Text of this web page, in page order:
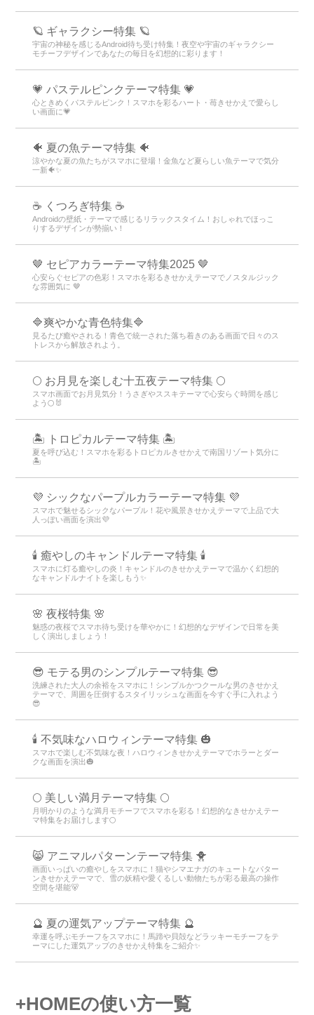
🪐 ギャラクシー特集 🪐
宇宙の神秘を感じるAndroid待ち受け特集！夜空や宇宙のギャラクシー
モチーフデザインであなたの毎日を幻想的に彩ります！
💗 パステルピンクテーマ特集 💗
心ときめくパステルピンク！スマホを彩るハート・苺きせかえで愛らし
い画面に💗
🐠 夏の魚テーマ特集 🐠
涼やかな夏の魚たちがスマホに登場！金魚など夏らしい魚テーマで気分
一新🐠✨
☕ くつろぎ特集 ☕
Androidの壁紙・テーマで感じるリラックスタイム！おしゃれでほっこ
りするデザインが勢揃い！
🤎 セピアカラーテーマ特集2025 🤎
心安らぐセピアの色彩！スマホを彩るきせかえテーマでノスタルジック
な雰囲気に 🤎
🔷爽やかな青色特集🔷
見るたび癒やされる！青色で統一された落ち着きのある画面で日々のス
トレスから解放されよう。
🌕 お月見を楽しむ十五夜テーマ特集 🌕
スマホ画面でお月見気分！うさぎやススキテーマで心安らぐ時間を感じ
よう🌕🐰
🏝️ トロピカルテーマ特集 🏝️
夏を呼び込む！スマホを彩るトロピカルきせかえで南国リゾート気分に
🏝️
💜 シックなパープルカラーテーマ特集 💜
スマホで魅せるシックなパープル！花や風景きせかえテーマで上品で大
人っぽい画面を演出💜
🕯️ 癒やしのキャンドルテーマ特集 🕯️
スマホに灯る癒やしの炎！キャンドルのきせかえテーマで温かく幻想的
なキャンドルナイトを楽しもう️✨️
🌸 夜桜特集 🌸
魅惑の夜桜でスマホ待ち受けを華やかに！幻想的なデザインで日常を美
しく演出しましょう！
😎 モテる男のシンプルテーマ特集 😎
洗練された大人の余裕をスマホに！シンプルかつクールな男のきせかえ
テーマで、周囲を圧倒するスタイリッシュな画面を今すぐ手に入れよう
😎
🕯️ 不気味なハロウィンテーマ特集 🎃
スマホで楽しむ不気味な夜！ハロウィンきせかえテーマでホラーとダー
クな画面を演出🎃
🌕 美しい満月テーマ特集 🌕
月明かりのような満月モチーフでスマホを彩る！幻想的なきせかえテー
マ特集をお届けします🌕
😸 アニマルパターンテーマ特集 🐥
画面いっぱいの癒やしをスマホに！猫やシマエナガのキュートなパター
ンきせかえテーマで、雪の妖精や愛くるしい動物たちが彩る最高の操作
空間を堪能🐻
🔮 夏の運気アップテーマ特集 🔮
幸運を呼ぶモチーフをスマホに！馬蹄や貝殻などラッキーモチーフをテ
ーマにした運気アップのきせかえ特集をご紹介✨
+HOMEの使い方一覧